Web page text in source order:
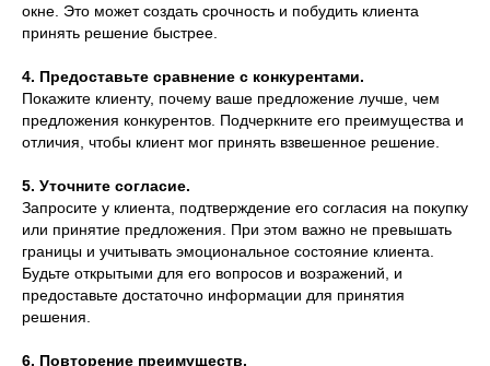
окне. Это может создать срочность и побудить клиента
принять решение быстрее.
4. Предоставьте сравнение с конкурентами.
Покажите клиенту, почему ваше предложение лучше, чем
предложения конкурентов. Подчеркните его преимущества и
отличия, чтобы клиент мог принять взвешенное решение.
5. Уточните согласие.
Запросите у клиента, подтверждение его согласия на покупку
или принятие предложения. При этом важно не превышать
границы и учитывать эмоциональное состояние клиента.
Будьте открытыми для его вопросов и возражений, и
предоставьте достаточно информации для принятия
решения.
6. Повторение преимуществ.